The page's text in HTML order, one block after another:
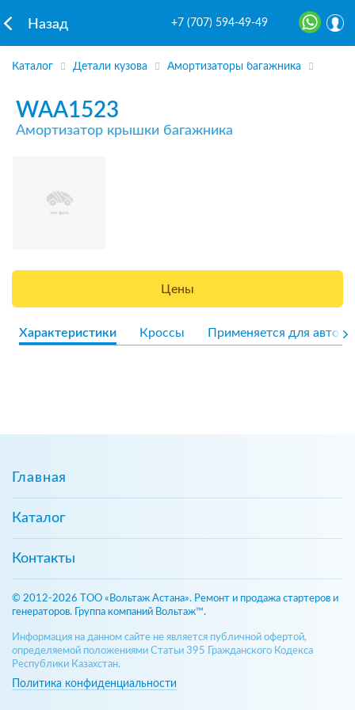
Назад +7 (707) 594-49-49
Каталог Детали кузова Амортизаторы багажника
WAA1523
Амортизатор крышки багажника
Цены
Характеристики Кроссы Применяется для авто
Главная
Каталог
Контакты
© 2012-2026 ТОО «Вольтаж Астана». Ремонт и продажа стартеров и
генераторов. Группа компаний Вольтаж™.
Информация на данном сайте не является публичной офертой,
определяемой положениями Статьи 395 Гражданского Кодекса
Республики Казахстан.
Политика конфиденциальности